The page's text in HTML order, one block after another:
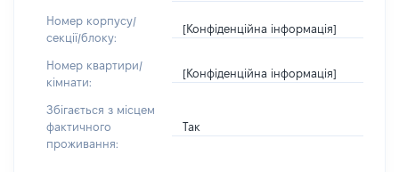
Номер корпусу/
секції/блоку:
[Конфіденційна інформація]
Номер квартири/
кімнати:
[Конфіденційна інформація]
Збігається з місцем
фактичного
проживання:
Так